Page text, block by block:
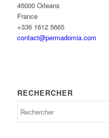
45000 Orleans
France
+336 1612 5665
contact@permadomia.com
RECHERCHER